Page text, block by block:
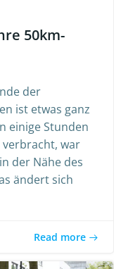
50km-
der
ist etwas ganz
einige Stunden
war
der Nähe des
ändert sich
Read more